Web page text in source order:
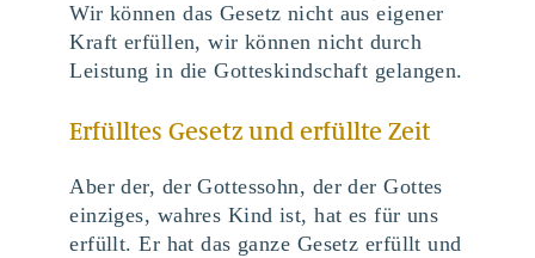
Wir können das Gesetz nicht aus eigener
Kraft erfüllen, wir können nicht durch
Leistung in die Gotteskindschaft gelangen.
Erfülltes Gesetz und erfüllte Zeit
Aber der, der Gottessohn, der der Gottes
einziges, wahres Kind ist, hat es für uns
erfüllt. Er hat das ganze Gesetz erfüllt und